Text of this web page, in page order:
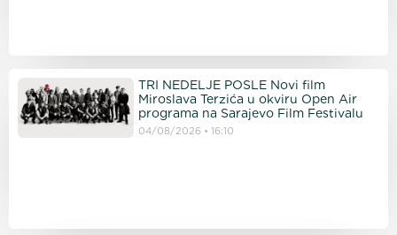
TRI NEDELJE POSLE Novi film
Miroslava Terzića u okviru Open Air
programa na Sarajevo Film Festivalu
04/08/2026 16:10